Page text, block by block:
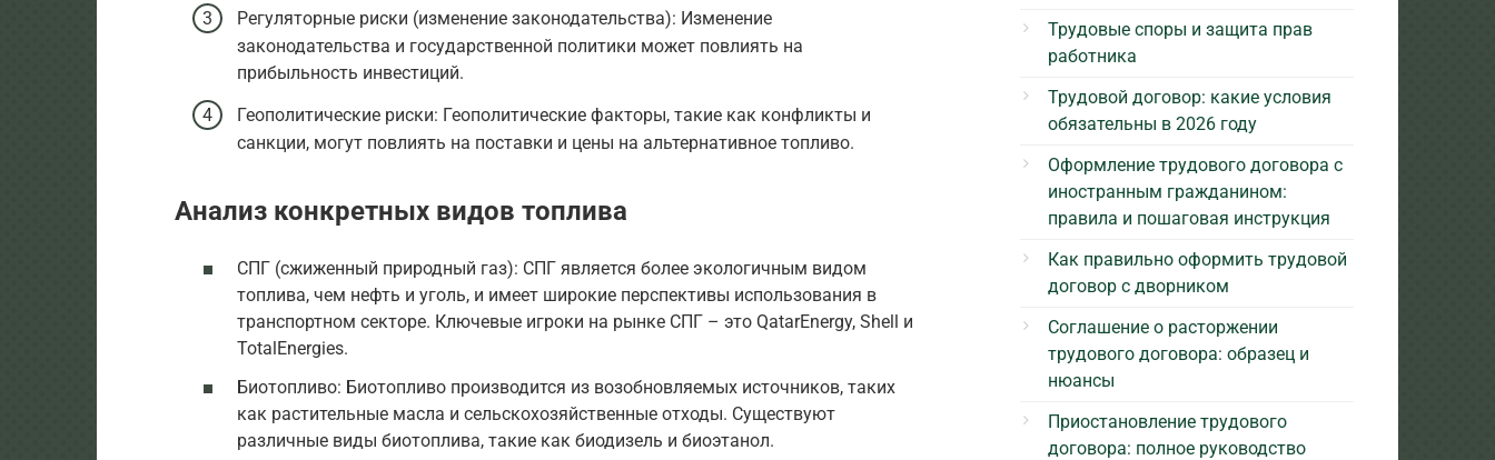
Регуляторные риски (изменение законодательства): Изменение
законодательства и государственной политики может повлиять на
прибыльность инвестиций.
Геополитические риски: Геополитические факторы, такие как конфликты и
санкции, могут повлиять на поставки и цены на альтернативное топливо.
Анализ конкретных видов топлива
СПГ (сжиженный природный газ): СПГ является более экологичным видом
топлива, чем нефть и уголь, и имеет широкие перспективы использования в
транспортном секторе. Ключевые игроки на рынке СПГ – это QatarEnergy, Shell и
TotalEnergies.
Биотопливо: Биотопливо производится из возобновляемых источников, таких
как растительные масла и сельскохозяйственные отходы. Существуют
различные виды биотоплива, такие как биодизель и биоэтанол.
Трудовые споры и защита прав
работника
Трудовой договор: какие условия
обязательны в 2026 году
Оформление трудового договора с
иностранным гражданином:
правила и пошаговая инструкция
Как правильно оформить трудовой
договор с дворником
Соглашение о расторжении
трудового договора: образец и
нюансы
Приостановление трудового
договора: полное руководство